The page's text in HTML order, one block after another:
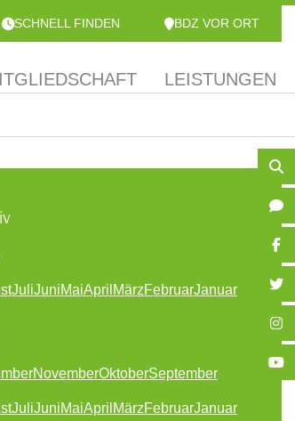
SCHNELL FINDEN BDZ VOR ORT
LEISTUNGEN
JuliJuniMaiApril MärzFebruarJanuar
NovemberOktoberSeptember
JuliJuniMaiApril MärzFebruarJanuar